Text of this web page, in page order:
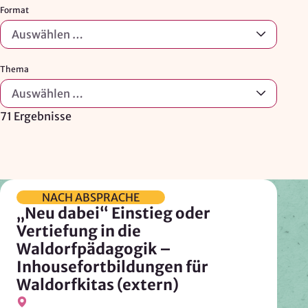
Format
Auswählen …
Thema
Auswählen …
71 Ergebnisse
NACH ABSPRACHE
„Neu dabei“ Einstieg oder
Vertiefung in die
Waldorfpädagogik –
Inhousefortbildungen für
Waldorfkitas (extern)